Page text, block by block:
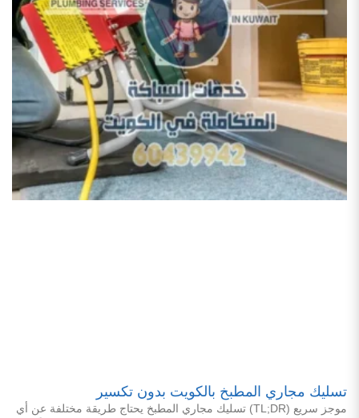
تسليك مجاري المطبخ بالكويت بدون تكسير
موجز سريع (TL;DR) تسليك مجاري المطبخ يحتاج طريقة مختلفة عن أي